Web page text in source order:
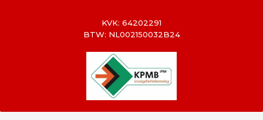
KVK: 64202291
BTW: NL002150032B24